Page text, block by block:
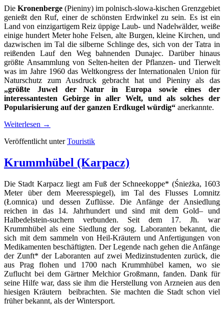
Die Kronenberge (Pieniny) im polnisch-slowa-kischen Grenzgebiet
genießt den Ruf, einer de schönsten Erdwinkel zu sein. Es ist ein
Land von einzigartigem Reiz üppige Laub- und Nadelwälder, weiße
einige hundert Meter hohe Felsen, alte Burgen, kleine Kirchen, und
dazwischen im Tal die silberne Schlinge des, sich von der Tatra in
reißenden Lauf den Weg bahnenden Dunajec. Darüber hinaus
größte Ansammlung von Selten-heiten der Pflanzen- und Tierwelt
was im Jahre 1960 das Weltkongress der Internationalen Union für
Naturschutz zum Ausdruck gebracht hat und Pieniny als das
„größte Juwel der Natur in Europa sowie eines der
interessantesten Gebirge in aller Welt, und als solches der
Popularisierung auf der ganzen Erdkugel würdig“ anerkannte.
Weiterlesen →
Veröffentlicht unter Touristik
Krummhübel (Karpacz)
Die Stadt Karpacz liegt am Fuß der Schneekoppe* (Śnieżka, 1603
Meter über dem Meeresspiegel), im Tal des Flusses Lomnitz
(Łomnica) und dessen Zuflüsse. Die Anfänge der Ansiedlung
reichen in das 14. Jahrhundert und sind mit dem Gold– und
Halbedelstein-suchern verbunden. Seit dem 17. Jh. war
Krummhübel als eine Siedlung der sog. Laboranten bekannt, die
sich mit dem sammeln von Heil-Kräutern und Anfertigungen von
Medikamenten beschäftigten. Der Legende nach gehen die Anfänge
der Zunft* der Laboranten auf zwei Medizinstudenten zurück, die
aus Prag flohen und 1700 nach Krummhübel kamen, wo sie
Zuflucht bei dem Gärtner Melchior Großmann, fanden. Dank für
seine Hilfe war, dass sie ihm die Herstellung von Arzneien aus den
hiesigen Kräutern beibrachten. Sie machten die Stadt schon viel
früher bekannt, als der Wintersport.